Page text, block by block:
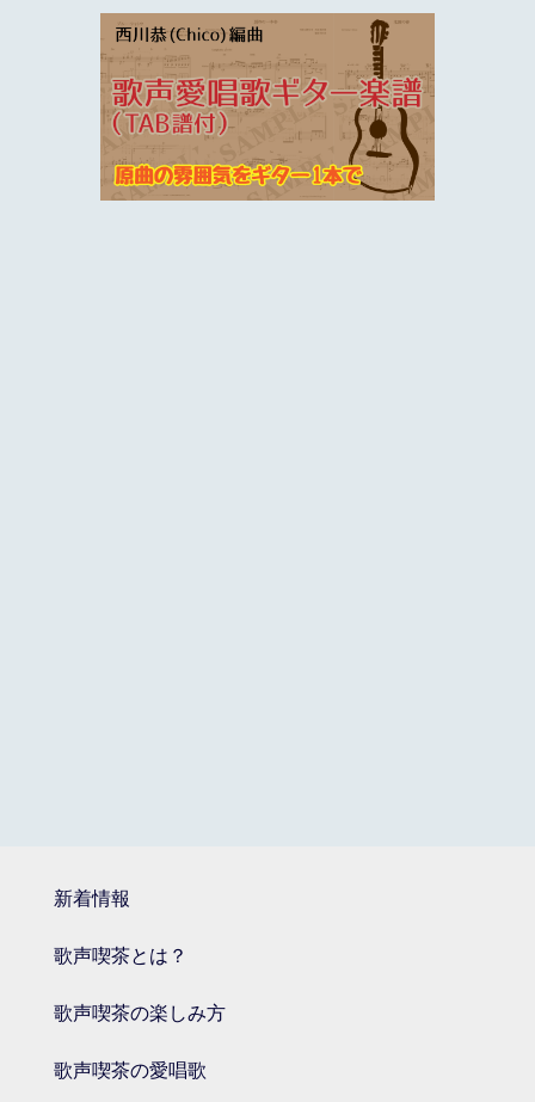
新着情報
歌声喫茶とは？
歌声喫茶の楽しみ方
歌声喫茶の愛唱歌